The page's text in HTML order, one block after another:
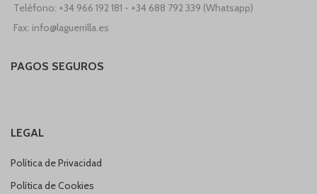
Teléfono: +34 966 192 181 - +34 688 792 339 (Whatsapp)
Fax: info@laguerrilla.es
PAGOS SEGUROS
LEGAL
Política de Privacidad
Política de Cookies